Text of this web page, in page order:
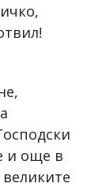
и още в